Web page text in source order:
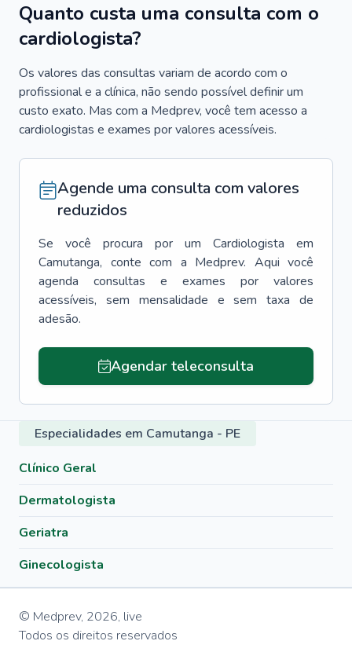
Quanto custa uma consulta com o
cardiologista?
Os valores das consultas variam de acordo com o
profissional e a clínica, não sendo possível definir um
custo exato. Mas com a Medprev, você tem acesso a
cardiologistas e exames por valores acessíveis.
Agende uma consulta com valores
reduzidos
Se você procura por um Cardiologista
em
Camutanga, conte com a Medprev. Aqui você
agenda consultas e exames por valores
acessíveis, sem mensalidade e sem taxa de
adesão.
Agendar teleconsulta
Especialidades em Camutanga - PE
Clínico Geral
Dermatologista
Geriatra
Ginecologista
© Medprev, 2026, live
Todos os direitos reservados